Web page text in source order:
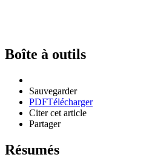
Boîte à outils
Sauvegarder
PDFTélécharger
Citer cet article
Partager
Résumés